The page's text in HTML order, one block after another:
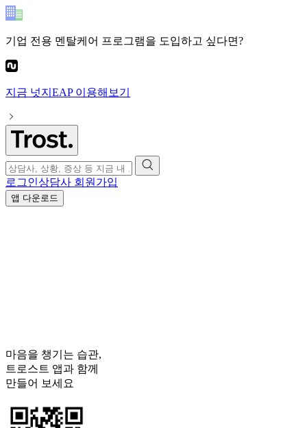
기업 전용 멘탈케어 프로그램을 도입하고 싶다면?
지금 넛지EAP이용해보기
로그인상담사 회원가입
앱 다운로드
마음을 챙기는 습관,
트로스트 앱과 함께
만들어 보세요